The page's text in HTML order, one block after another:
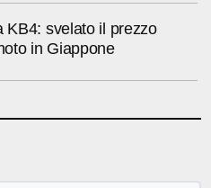
KB4: svelato il prezzo
in Giappone